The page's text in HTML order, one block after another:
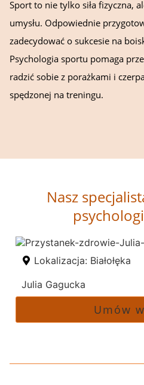
Sport to nie tylko siła fizyczna,
umysłu. Odpowiednie
zadecydować o sukcesie na
Psychologia sportu pomaga
radzić sobie z porażkami i
spędzonej na treningu.
Nasz
Lokalizacja: Białołęka
Julia Gagucka
Umów